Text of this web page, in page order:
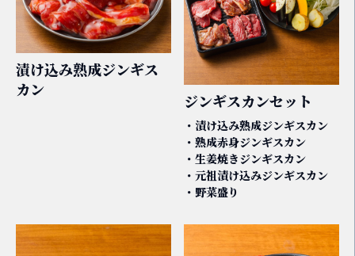
漬け込み熟成ジンギス
カン
ジンギスカンセット
・漬け込み熟成ジンギスカン
・熟成赤身ジンギスカン
・生姜焼きジンギスカン
・元祖漬け込みジンギスカン
・野菜盛り